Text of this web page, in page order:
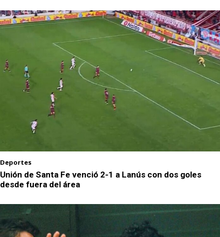
Deportes
Unión de Santa Fe venció 2-1 a Lanús con dos goles
desde fuera del área